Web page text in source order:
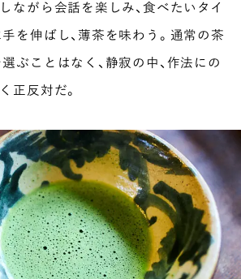
ながら会話を楽しみ、食べたいタイ
を伸ばし、薄茶を味わう。通常の茶
ぶことはなく、静寂の中、作法にの
正反対だ。